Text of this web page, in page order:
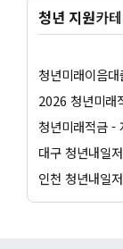
청년 지원카
청년미래이음대
2026 청년미래
청년미래적금 -